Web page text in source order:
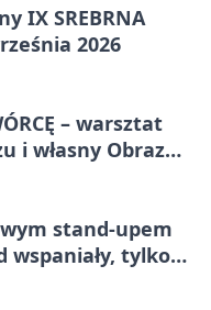
IX SREBRNA
2026
– warsztat
i własny Obraz
stand-upem
wspaniały, tylko